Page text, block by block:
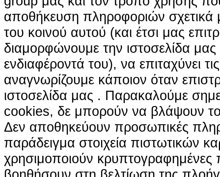
αποθήκευση πληροφοριών σχετικά
του κοινού αυτού (και έτσι μας
διαμορφώνουμε την ιστοσελίδα
ενδιαφέροντά του), να επιταχύνει
αναγνωρίζουμε κάποιον όταν
ιστοσελίδα μας . Παρακαλούμε
cookies, δε μπορούν να βλάψουν
Δεν αποθηκεύουν προσωπικές
παράδειγμα στοιχεία πιστωτικών
χρησιμοποιούν κρυπτογραφημένες